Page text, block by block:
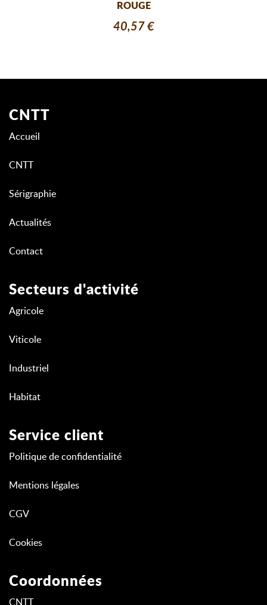
ROUGE
40,57 €
CNTT
Accueil
CNTT
Sérigraphie
Actualités
Contact
Secteurs d'activité
Agricole
Viticole
Industriel
Habitat
Service client
Politique de confidentialité
Mentions légales
CGV
Cookies
Coordonnées
CNTT